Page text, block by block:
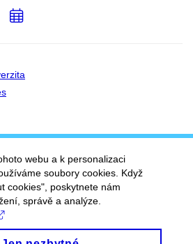
Přidat
webu a k personalizaci
soubory cookies. Když
cookies", poskytnete nám
správě a analýze.